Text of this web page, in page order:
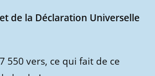
de la Déclaration Universelle
550 vers, ce qui fait de ce